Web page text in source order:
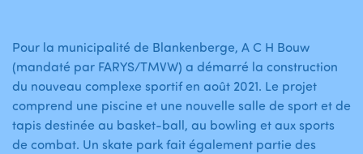
Pour la municipalité de Blankenberge, A C H Bouw
(mandaté par FARYS/TMVW) a démarré la construction
du nouveau complexe sportif en août 2021. Le projet
comprend une piscine et une nouvelle salle de sport et de
tapis destinée au basket-ball, au bowling et aux sports
de combat. Un skate park fait également partie des